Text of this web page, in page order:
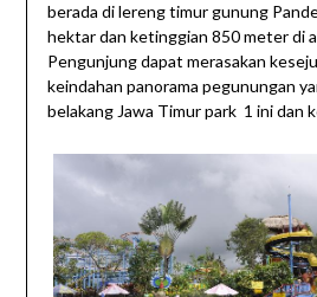
berada di lereng timur gunung
hektar dan ketinggian 850 meter di
Pengunjung dapat merasakan
keindahan panorama pegunungan
belakang Jawa Timur park 1 ini dan